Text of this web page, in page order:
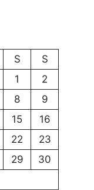
S
S
1
2
8
9
15
16
22
23
29
30